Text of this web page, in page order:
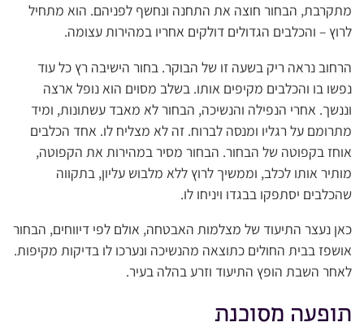
מתקרבת, הבחור חוצה את התחנה ונחשף לפניהם. הוא מתחיל
לרוץ – והכלבים הגדולים דולקים אחריו במהירות עצומה.
הרחוב נראה ריק בשעה זו של הבוקר. בחור הישיבה רץ כל עוד
נפשו בו והכלבים מקיפים אותו. בשלב מסוים הוא נופל ארצה
וננשך. אחרי הנפילה והנשיכה, הבחור לא מאבד עשתונות, ומיד
מתרומם על רגליו ומנסה לברוח. זה לא מצליח לו. אחד הכלבים
אוחז בקפוטה של הבחור. הבחור מסיר במהירות את הקפוטה,
מותיר אותו לכלב, וממשיך לרוץ ללא מלבוש עליון, בתקווה
שהכלבים יסתפקו בבגדו ויניחו לו.
כאן נעצר התיעוד של מצלמות האבטחה, אולם לפי דיווחים, הבחור
אושפז בבית החולים כתוצאה מהנשיכה ונערכו לו בדיקות מקיפות.
לאחר השבת הופץ התיעוד וזרע בהלה בעיר.
תופעה מסוכנת